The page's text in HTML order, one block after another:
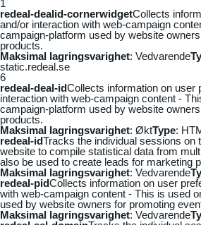
1
redeal-dealid-cornerwidgetCollects
and/or interaction with web-campaign
campaign-platform used by website
products.
Maksimal lagringsvarighet: Vedvarende
static.redeal.se
6
redeal-deal-idCollects information on user
interaction with web-campaign content -
campaign-platform used by website
products.
Maksimal lagringsvarighet: ØktType:
redeal-idTracks the individual sessions on
website to compile statistical data from
also be used to create leads for marketing
Maksimal lagringsvarighet: Vedvarende
redeal-pidCollects information on user
with web-campaign content - This is used
used by website owners for promoting
Maksimal lagringsvarighet: Vedvarende